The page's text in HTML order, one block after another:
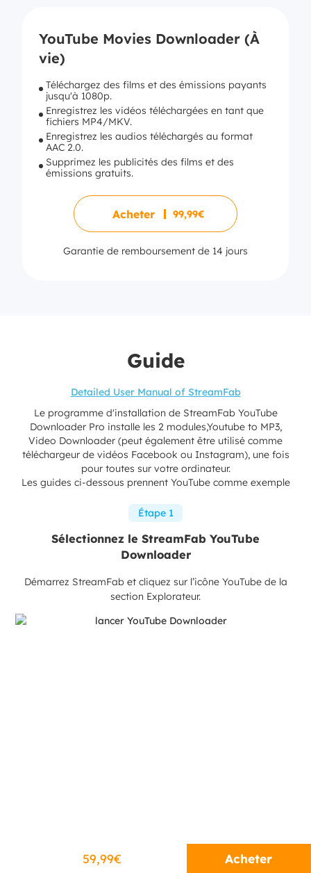
59,99€ Acheter
YouTube Movies Downloader (À
vie)
Téléchargez des films et des émissions payants
jusqu'à 1080p.
Enregistrez les vidéos téléchargées en tant que
fichiers MP4/MKV.
Enregistrez les audios téléchargés au format
AAC 2.0.
Supprimez les publicités des films et des
émissions gratuits.
Acheter 99,99€
Garantie de remboursement de 14 jours
Guide
Detailed User Manual of StreamFab
Le programme d'installation de StreamFab YouTube
Downloader Pro installe les 2 modules,Youtube to MP3,
Video Downloader (peut également être utilisé comme
téléchargeur de vidéos Facebook ou Instagram), une fois
pour toutes sur votre ordinateur.
Les guides ci-dessous prennent YouTube comme exemple
Étape 1
Sélectionnez le StreamFab YouTube
Downloader
Démarrez StreamFab et cliquez sur l’icône YouTube de la
section Explorateur.